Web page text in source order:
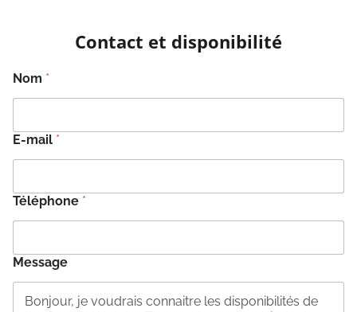
Contact et disponibilité
Nom *
E-mail *
Téléphone *
Message